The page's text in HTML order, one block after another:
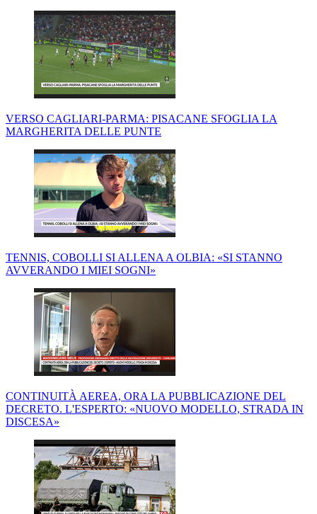
VERSO CAGLIARI-PARMA: PISACANE SFOGLIA LA
MARGHERITA DELLE PUNTE
TENNIS, COBOLLI SI ALLENA A OLBIA: «SI STANNO
AVVERANDO I MIEI SOGNI»
CONTINUITÀ AEREA, ORA LA PUBBLICAZIONE DEL
DECRETO. L'ESPERTO: «NUOVO MODELLO, STRADA IN
DISCESA»